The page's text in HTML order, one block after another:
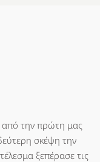
από την πρώτη μας
σκέψη την
ξεπέρασε τις